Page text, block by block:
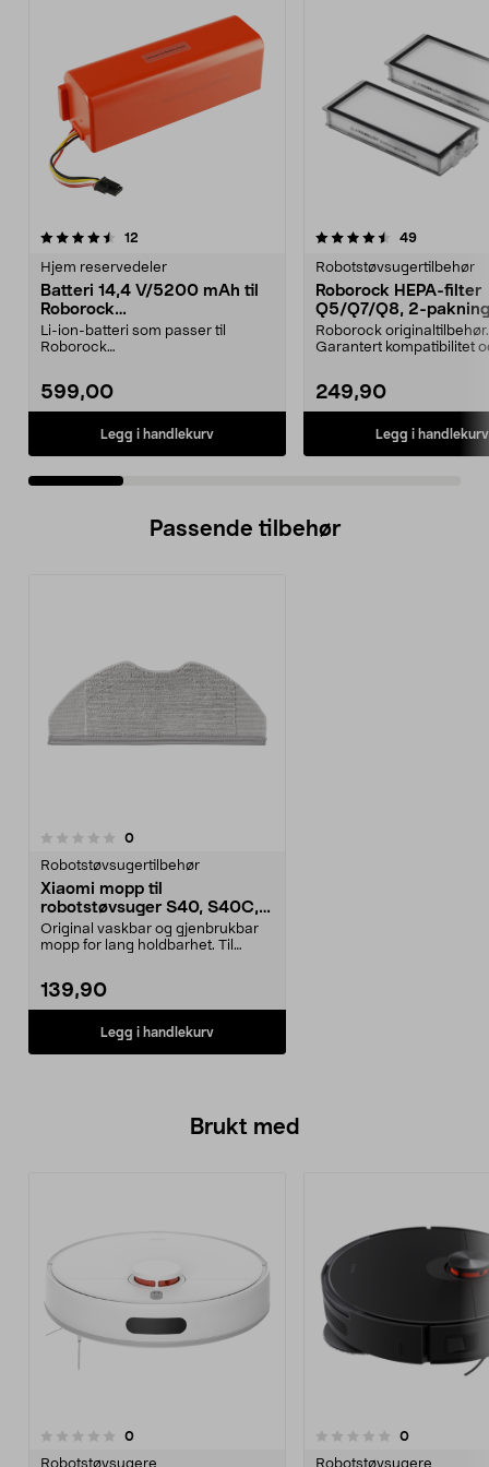
12
Hjem reservedeler
Batteri 14,4 V/5200 mAh til
Roborock
S5/S6/S7/S8/Q7/E4/E5
Li-ion-batteri som passer til
Roborock
599,00
Legg i handlekurv
4.5 av 5 stjerner 49
Robotstøvsugertilbehør
Roborock HEPA-filter
Q5/Q7/Q8, 2-pakning
Roborock originaltilbehør.
Garantert kompatibilitet
249,90
Legg i handlekurv
3.0 av 5 stjerner
Passende tilbehør
0anmeldelser
Robotstøvsugertilbehør
Xiaomi mopp til
robotstøvsuger S40, S40C,
H40, 2-pakning
Original vaskbar og gjenbrukbar
mopp for lang holdbarhet. Til
139,90
Legg i handlekurv
Brukt med
0anmeldelser
0.0 av 5 stjerner 0anmeldelser